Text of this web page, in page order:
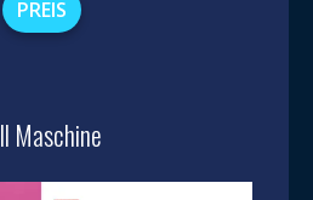
PREIS
Maschine